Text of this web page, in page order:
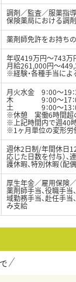
調剤／監査／服薬指導
保険薬局における調
薬剤師免許をお持ち
年収419万円～743万
月給261,000円～
※経験・各種手当によ
月火水金 9：00～19
木 9：00～17：
土 9：00～13：
※休憩 実働6時間超
※上記時間内で週40
※1ヶ月単位の変形労
週休2日制/年間休日
応じた日数を付与）、
護休暇、特別休暇（配
厚生年金／雇用保険
薬剤師手当、役職手当
域勤務手当、赴任手当
み支給